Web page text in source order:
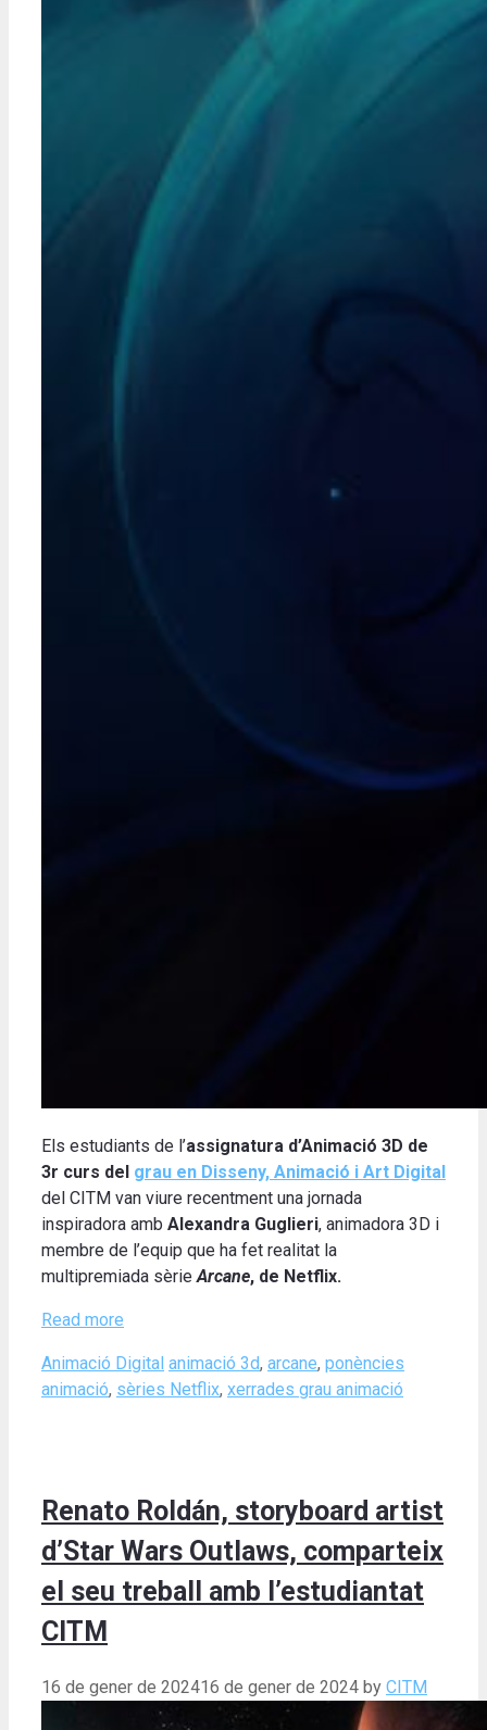
Els estudiants de l’assignatura d’Animació 3D de
3r curs del grau en Disseny, Animació i Art Digital
del CITM van viure recentment una jornada
inspiradora amb Alexandra Guglieri, animadora 3D i
membre de l’equip que ha fet realitat la
multipremiada sèrieArcane, de Netflix.
Read more
Categories
Animació Digital Tags
animació 3d, arcane, ponències
animació, sèries Netflix, xerrades grau animació
Renato Roldán, storyboard artist
d’Star Wars Outlaws, comparteix
el seu treball amb l’estudiantat
CITM
16 de gener de 202416 de gener de 2024 by CITM